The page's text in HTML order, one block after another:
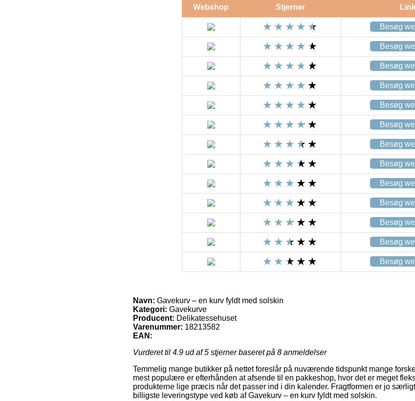
Webshop Stjerner
Besøg
Besøg
Besøg
Besøg
Besøg
Besøg
Besøg
Besøg
Besøg
Besøg
Besøg
Besøg
Besøg
Navn: Gavekurv – en kurv fyldt med solskin
Kategori: Gavekurve
Producent: Delikatessehuset
Varenummer: 18213582
EAN:
Vurderet til 4.9 ud af 5 stjerner baseret på 8 anmeldelser
Temmelig mange butikker på nettet foreslår på nuværende tidspunkt mange
mest populære er efterhånden at afsende til en pakkeshop, hvor det er meget
produkterne lige præcis når det passer ind i din kalender. Fragtformen er jo
billigste leveringstype ved køb af Gavekurv – en kurv fyldt med solskin.